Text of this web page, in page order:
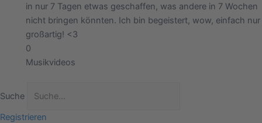
in nur 7 Tagen etwas geschaffen, was andere in 7 Wochen
nicht bringen könnten. Ich bin begeistert, wow, einfach nur
großartig! <3
0
Musikvideos
Suche
Registrieren